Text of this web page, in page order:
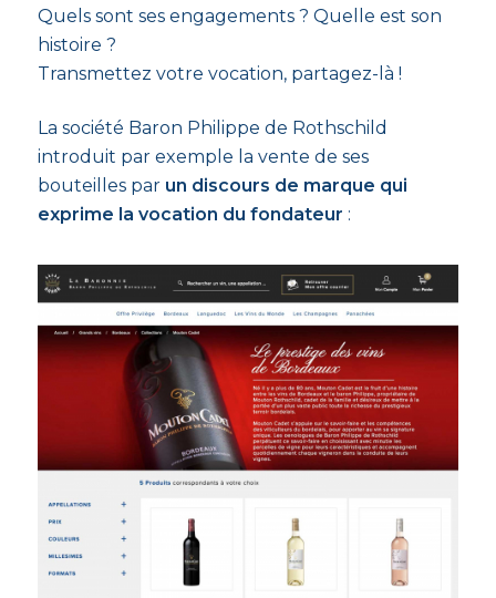
Quels sont ses engagements ? Quelle est son
histoire ?
Transmettez votre vocation, partagez-là !
La société Baron Philippe de Rothschild
introduit par exemple la vente de ses
bouteilles par un discours de marque qui
exprime la vocation du fondateur :